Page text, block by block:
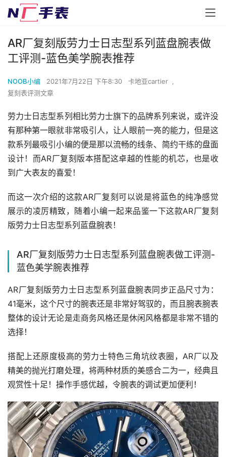
AR厂复刻版劳力士日志型系列蓝盘腕表做
工评测-蓝色美学腕表推荐
NOOB小编 2021年7月22日 下午8:30 卡地亚cartier
复刻表评测文章
劳力士日志型系列相比劳力士旗下的品牌系列来说，或许没
有那种第一眼就非常吸引人，让人眼前一亮的能力，但是这
款系列最吸引小编的便是那以流畅的线条、简约干练的盘面
设计！而AR厂复刻版本搭配这卓越的性能的机芯，也是收
到广大表友的喜爱！
而这一次介绍的这款AR厂复刻可以说是将蓝色的纯净感觉
展示的凌厉精致，随着小编一起来品鉴一下这款AR厂复刻
版劳力士日志型系列蓝盘腕表！
AR厂复刻版劳力士日志型系列蓝盘腕表做工评测-
蓝色美学腕表推荐
AR厂复刻版劳力士日志型系列蓝盘腕表同步正品尺寸为：
41毫米，这个尺寸的腕表还是非常好驾驭的，而且腕表腕表
整体的设计无论是走商务风格还是休闲风格都是非常不错的
选择！
搭配上还原度极高的劳力士特色三角坑纹表圈，AR厂以及
精美的抛光打磨处理，将两种材质的美感合二为一，经典且
观赏性十足！操作手感优越，令腕表的调试更加便利！